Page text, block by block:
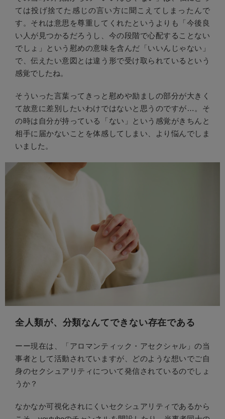
ては投げ捨てた感じの言い方に聞こえてしまったんで
す。それは意思を尊重してくれたというよりも「今後良
い人が見つかるだろうし、今の段階で心配することない
でしょ」という慰めの意味を含んだ「いいんじゃない」
で、伝えたい意図とは違う形で受け取られているという
感覚でしたね。
そういった言葉ってきっと慰めや励ましの部分が大きく
て故意に差別したいわけではないと思うのですが…。そ
の時は自分が持っている「ない」という感覚がきちんと
相手に届かないことを体感してしまい、より悩んでしま
いました。
全人類が、分類なんてできない存在である
ーー現在は、「アロマンティック・アセクシャル」の当
事者として活動されていますが、どのような想いでご自
身のセクシュアリティについて発信されているのでしょ
うか？
なかなか可視化されにくいセクシュアリティであるから